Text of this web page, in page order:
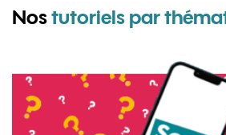
Nostutoriels par